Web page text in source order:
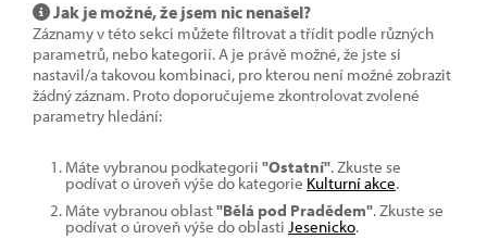
Jak je možné, že jsem nic nenašel?
Záznamy v této sekci můžete filtrovat a třídit podle různých
parametrů, nebo kategorií. A je právě možné, že jste si
nastavil/a takovou kombinaci, pro kterou není možné zobrazit
žádný záznam. Proto doporučujeme zkontrolovat zvolené
parametry hledání:
Máte vybranou podkategorii "Ostatní". Zkuste se
podívat o úroveň výše do kategorie Kulturní akce.
Máte vybranou oblast"Bělá pod Pradědem". Zkuste se
podívat o úroveň výše do oblasti Jesenicko.